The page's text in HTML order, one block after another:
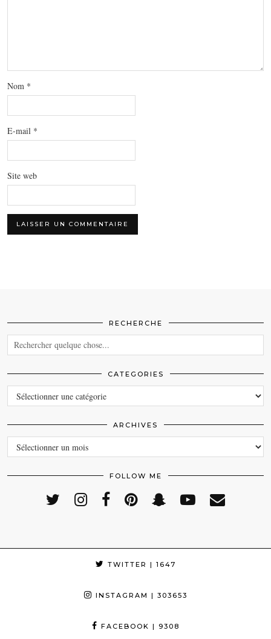
Nom *
E-mail *
Site web
RECHERCHE
CATEGORIES
CATEGORIES
ARCHIVES
ARCHIVES
FOLLOW ME
TWITTER | 1647
INSTAGRAM | 303653
FACEBOOK | 9308